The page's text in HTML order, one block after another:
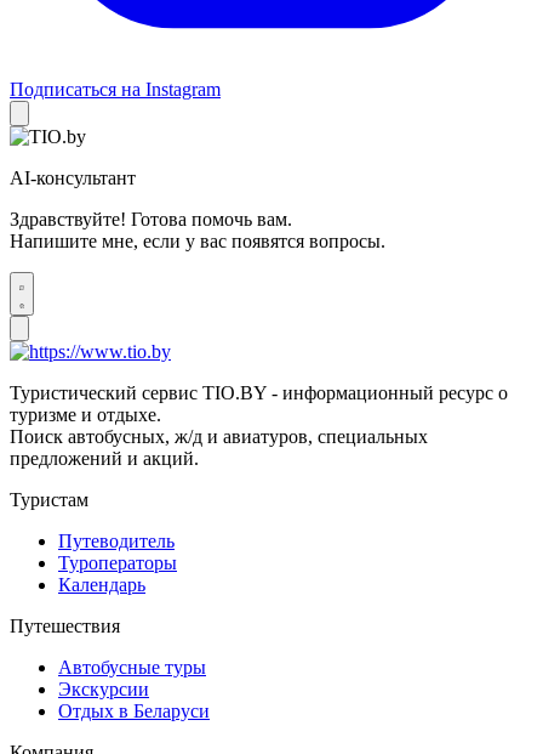
Подписаться на Instagram
AI-консультант
Здравствуйте! Готова помочь вам.
Напишите мне, если у вас появятся вопросы.
Туристический сервис TIO.BY - информационный ресурс о
туризме и отдыхе.
Поиск автобусных, ж/д и авиатуров, специальных
предложений и акций.
Туристам
Путеводитель
Туроператоры
Календарь
Путешествия
Автобусные туры
Экскурсии
Отдых в Беларуси